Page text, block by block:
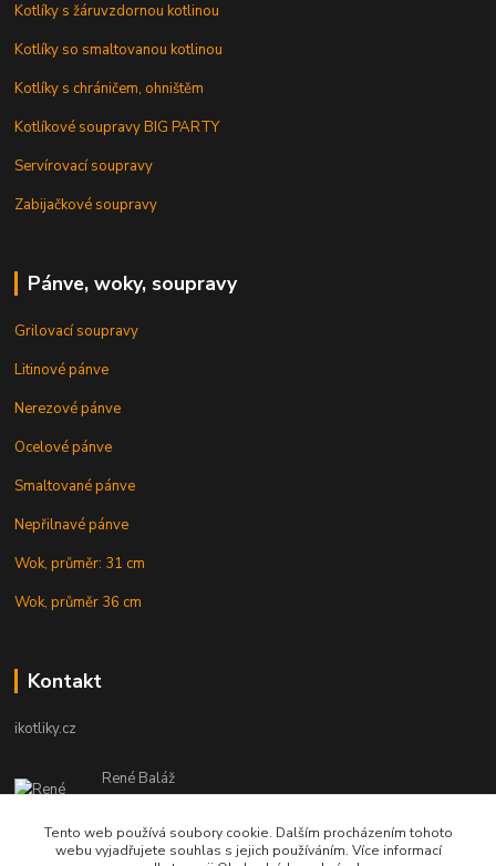
Kotlíky s žáruvzdornou kotlinou
Kotlíky so smaltovanou kotlinou
Kotlíky s chráničem, ohništěm
Kotlíkové soupravy BIG PARTY
Servírovací soupravy
Zabijačkové soupravy
Pánve, woky, soupravy
Grilovací soupravy
Litinové pánve
Nerezové pánve
Ocelové pánve
Smaltované pánve
Nepřilnavé pánve
Wok, průměr: 31 cm
Wok, průměr 36 cm
Kontakt
ikotliky.cz
René Baláž
Eshop: +421 902 212 007
od 8:00 - do 16:00 hod
Tento web používá soubory cookie. Dalším procházením tohoto
webu vyjadřujete souhlas s jejich používáním. Více informací